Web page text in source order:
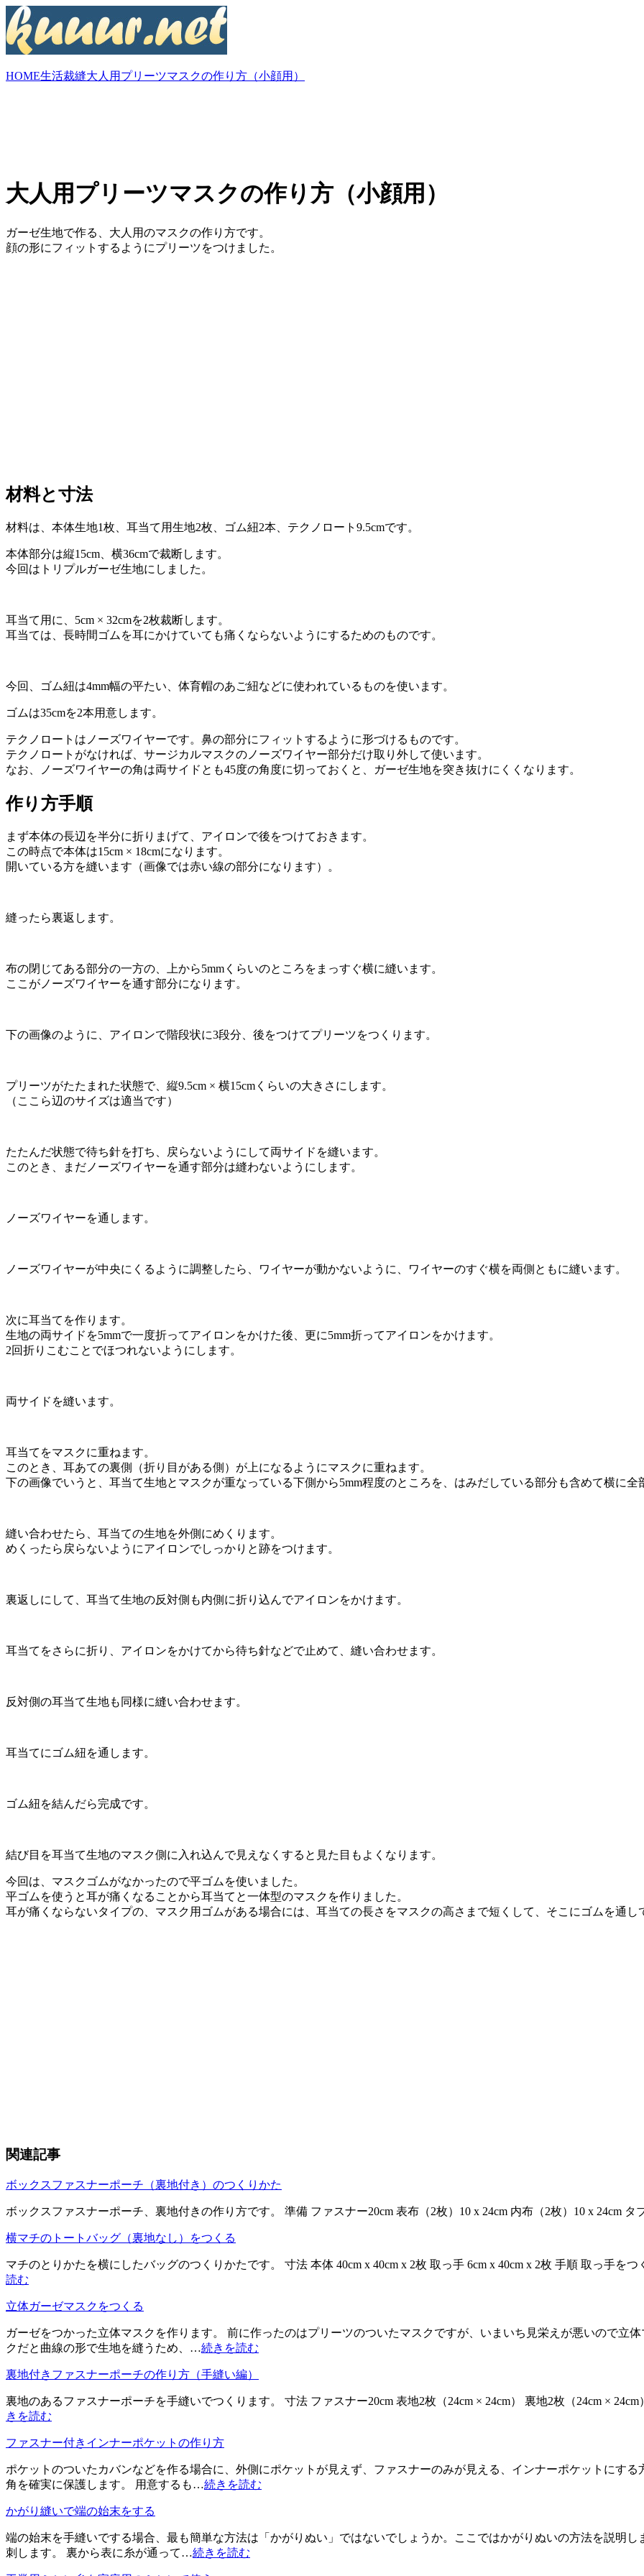
HOME生活裁縫大人用プリーツマスクの作り方（小顔用）
大人用プリーツマスクの作り方（小顔用）
ガーゼ生地で作る、大人用のマスクの作り方です。
顔の形にフィットするようにプリーツをつけました。
材料と寸法
材料は、本体生地1枚、耳当て用生地2枚、ゴム紐2本、テクノロート9.5cmです。
本体部分は縦15cm、横36cmで裁断します。
今回はトリプルガーゼ生地にしました。
耳当て用に、5cm × 32cmを2枚裁断します。
耳当ては、長時間ゴムを耳にかけていても痛くならないようにするためのものです。
今回、ゴム紐は4mm幅の平たい、体育帽のあご紐などに使われているものを使います。
ゴムは35cmを2本用意します。
テクノロートはノーズワイヤーです。鼻の部分にフィットするように形づけるものです。
テクノロートがなければ、サージカルマスクのノーズワイヤー部分だけ取り外して使います。
なお、ノーズワイヤーの角は両サイドとも45度の角度に切っておくと、ガーゼ生地を突き抜けにくくなります。
作り方手順
まず本体の長辺を半分に折りまげて、アイロンで後をつけておきます。
この時点で本体は15cm × 18cmになります。
開いている方を縫います（画像では赤い線の部分になります）。
縫ったら裏返します。
布の閉じてある部分の一方の、上から5mmくらいのところをまっすぐ横に縫います。
ここがノーズワイヤーを通す部分になります。
下の画像のように、アイロンで階段状に3段分、後をつけてプリーツをつくります。
プリーツがたたまれた状態で、縦9.5cm × 横15cmくらいの大きさにします。
（ここら辺のサイズは適当です）
たたんだ状態で待ち針を打ち、戻らないようにして両サイドを縫います。
このとき、まだノーズワイヤーを通す部分は縫わないようにします。
ノーズワイヤーを通します。
ノーズワイヤーが中央にくるように調整したら、ワイヤーが動かないように、ワイヤーのすぐ横を両側ともに縫います。
次に耳当てを作ります。
生地の両サイドを5mmで一度折ってアイロンをかけた後、更に5mm折ってアイロンをかけます。
2回折りこむことでほつれないようにします。
両サイドを縫います。
耳当てをマスクに重ねます。
このとき、耳あての裏側（折り目がある側）が上になるようにマスクに重ねます。
下の画像でいうと、耳当て生地とマスクが重なっている下側から5mm程度のところを、はみだしている部分も含めて横に全
縫い合わせたら、耳当ての生地を外側にめくります。
めくったら戻らないようにアイロンでしっかりと跡をつけます。
裏返しにして、耳当て生地の反対側も内側に折り込んでアイロンをかけます。
耳当てをさらに折り、アイロンをかけてから待ち針などで止めて、縫い合わせます。
反対側の耳当て生地も同様に縫い合わせます。
耳当てにゴム紐を通します。
ゴム紐を結んだら完成です。
結び目を耳当て生地のマスク側に入れ込んで見えなくすると見た目もよくなります。
今回は、マスクゴムがなかったので平ゴムを使いました。
平ゴムを使うと耳が痛くなることから耳当てと一体型のマスクを作りました。
耳が痛くならないタイプの、マスク用ゴムがある場合には、耳当ての長さをマスクの高さまで短くして、そこにゴムを通し
関連記事
ボックスファスナーポーチ（裏地付き）のつくりかた
ボックスファスナーポーチ、裏地付きの作り方です。 準備 ファスナー20cm 表布（2枚）10 x 24cm 内布（2枚）10 x 24cm
横マチのトートバッグ（裏地なし）をつくる
マチのとりかたを横にしたバッグのつくりかたです。 寸法 本体 40cm x 40cm x 2枚 取っ手 6cm x 40cm x 2枚 手順 取っ手を
読む
立体ガーゼマスクをつくる
ガーゼをつかった立体マスクを作ります。 前に作ったのはプリーツのついたマスクですが、いまいち見栄えが悪いので立
クだと曲線の形で生地を縫うため、…続きを読む
裏地付きファスナーポーチの作り方（手縫い編）
裏地のあるファスナーポーチを手縫いでつくります。 寸法 ファスナー20cm 表地2枚（24cm × 24cm） 裏地2枚（24cm ×
きを読む
ファスナー付きインナーポケットの作り方
ポケットのついたカバンなどを作る場合に、外側にポケットが見えず、ファスナーのみが見える、インナーポケットにす
角を確実に保護します。 用意するも…続きを読む
かがり縫いで端の始末をする
端の始末を手縫いでする場合、最も簡単な方法は「かがりぬい」ではないでしょうか。ここではかがりぬいの方法を説明
刺します。 裏から表に糸が通って…続きを読む